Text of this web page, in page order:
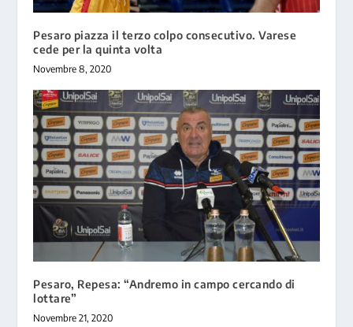
Pesaro piazza il terzo colpo consecutivo. Varese
cede per la quinta volta
Novembre 8, 2020
Pesaro, Repesa: “Andremo in campo cercando di
lottare”
Novembre 21, 2020